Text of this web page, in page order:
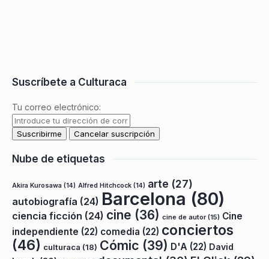
Suscríbete a Culturaca
Tu correo electrónico:
Nube de etiquetas
Akira Kurosawa (14) Alfred Hitchcock (14) arte (27)
autobiografía (24) Barcelona (80)
ciencia ficción (24) cine (36) cine de autor(15) Cine
independiente (22) comedia (22) conciertos
(46) culturaca (18) Cómic (39) D'A (22) David